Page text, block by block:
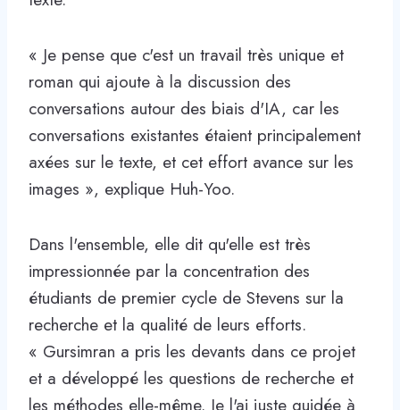
« Je pense que c'est un travail très unique et
roman qui ajoute à la discussion des
conversations autour des biais d'IA, car les
conversations existantes étaient principalement
axées sur le texte, et cet effort avance sur les
images », explique Huh-Yoo.
Dans l'ensemble, elle dit qu'elle est très
impressionnée par la concentration des
étudiants de premier cycle de Stevens sur la
recherche et la qualité de leurs efforts.
« Gursimran a pris les devants dans ce projet
et a développé les questions de recherche et
les méthodes elle-même. Je l'ai juste guidée à